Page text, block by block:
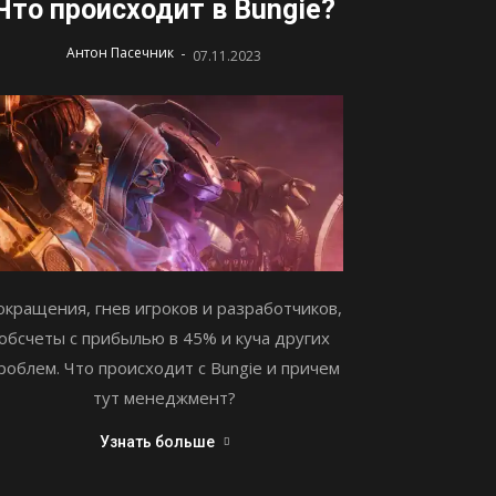
происходит в Bungie?
Антон Пасечник - 07.11.2023
гнев игроков и разработчиков,
с прибылью в 45% и куча других
Что происходит с Bungie и причем
тут менеджмент?
Узнать больше